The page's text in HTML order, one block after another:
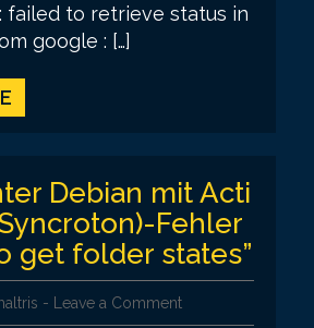
failed to retrieve status in
google : […]
Debian mit Acti
Fehler
get folder states”
- Leave a Comment